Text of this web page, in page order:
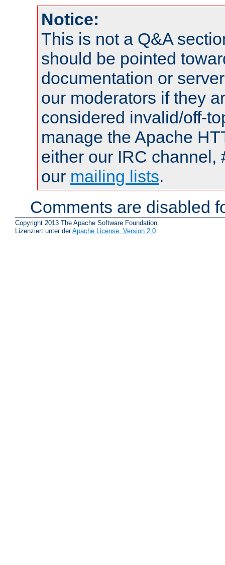
Notice:
This is not a Q&A
should be pointed
documentation or
our moderators if they
considered invalid/off-
manage the Apache
either our IRC channel,
our mailing lists.
Comments are disabled
Copyright 2013 The Apache Software Foundation.
Lizenziert unter derApache License, Version 2.0